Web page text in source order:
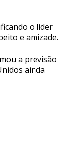
o líder
e amizade.
a previsão
ainda